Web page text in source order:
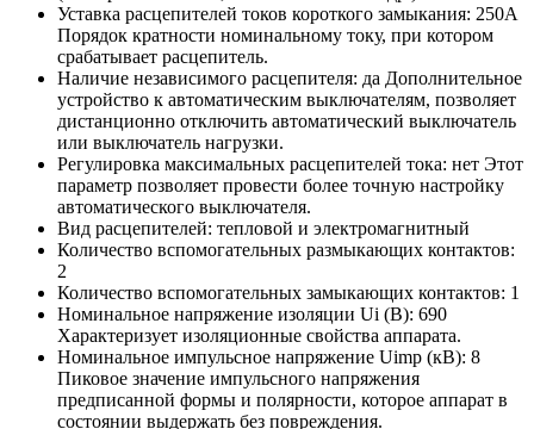
Уставка расцепителей токов короткого замыкания: 250А
Порядок кратности номинальному току, при котором
срабатывает расцепитель.
Наличие независимого расцепителя: да Дополнительное
устройство к автоматическим выключателям, позволяет
дистанционно отключить автоматический выключатель
или выключатель нагрузки.
Регулировка максимальных расцепителей тока: нет Этот
параметр позволяет провести более точную настройку
автоматического выключателя.
Вид расцепителей: тепловой и электромагнитный
Количество вспомогательных размыкающих контактов:
2
Количество вспомогательных замыкающих контактов: 1
Номинальное напряжение изоляции Ui (В): 690
Характеризует изоляционные свойства аппарата.
Номинальное импульсное напряжение Uimp (кВ): 8
Пиковое значение импульсного напряжения
предписанной формы и полярности, которое аппарат в
состоянии выдержать без повреждения.